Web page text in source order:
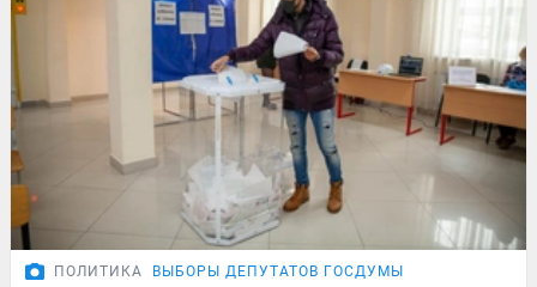
ПОЛИТИКА ВЫБОРЫ ДЕПУТАТОВ ГОСДУМЫ